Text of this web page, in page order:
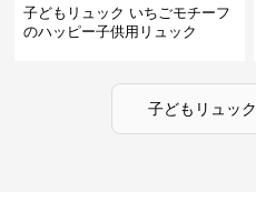
子どもリュック いちごモチーフ
のハッピー子供用リュック
子どもリュック